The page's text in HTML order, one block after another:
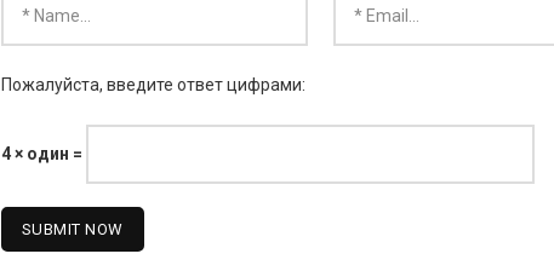
Пожалуйста, введите ответ цифрами:
4 × один =